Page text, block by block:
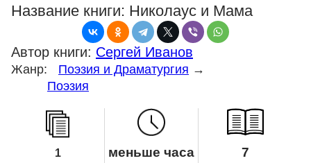
Название книги: Николаус и Мама
Автор книги: Сергей Иванов
Жанр: Поэзия и Драматургия →
Поэзия
1
меньше часа 7